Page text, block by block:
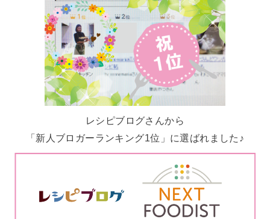
レシピブログさんから
「新人ブロガーランキング1位」に選ばれました♪